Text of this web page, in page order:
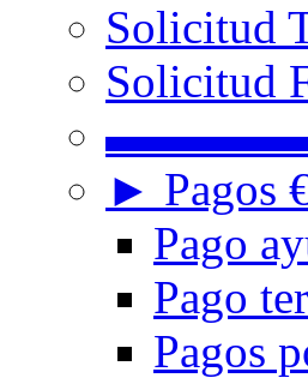
Solicitud
Solicitud
► Pagos
Pago
Pago
Pagos